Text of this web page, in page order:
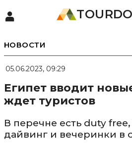
НОВОСТИ
05.06.2023, 09:29
Египет вводит
ждет туристов
В перечне есть duty
дайвинг и вечеринки в